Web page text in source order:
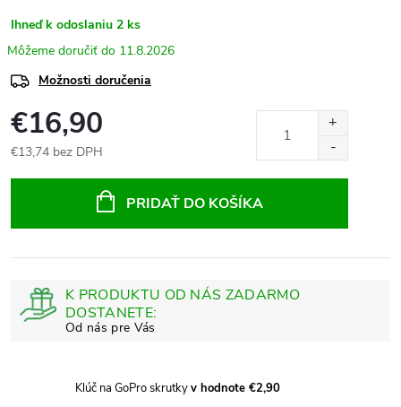
Ihneď k odoslaniu 2 ks
11.8.2026
Možnosti doručenia
€16,90
€13,74 bez DPH
PRIDAŤ DO KOŠÍKA
K PRODUKTU OD NÁS ZADARMO
DOSTANETE:
Klúč na GoPro skrutkyv hodnote €2,90